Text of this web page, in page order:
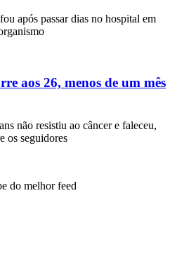
após passar dias no hospital em
aos 26, menos de um mês
não resistiu ao câncer e faleceu,
os seguidores
do melhor feed